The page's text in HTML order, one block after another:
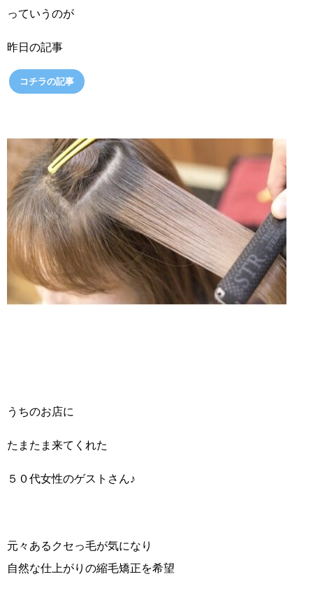
っていうのが
昨日の記事
コチラの記事
うちのお店に
たまたま来てくれた
５０代女性のゲストさん♪
元々あるクセっ毛が気になり
自然な仕上がりの縮毛矯正を希望